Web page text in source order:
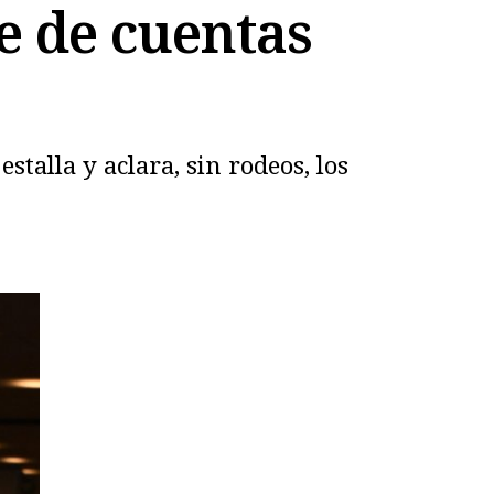
de cuentas
y aclara, sin rodeos, los